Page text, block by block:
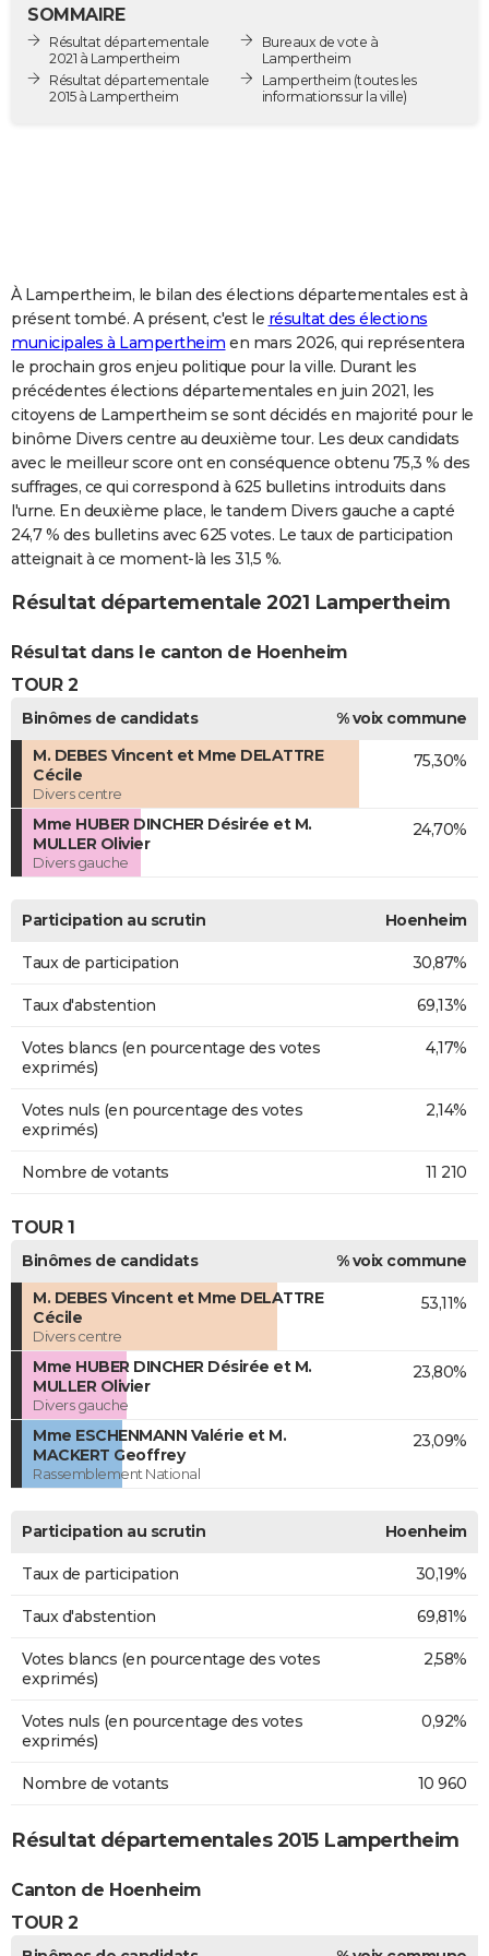
Destinations
City break
Voyage nature
Voyage de noces
Forum
Climat
GUIDES D'ACHAT
COPAINS D'AVANT
Se connecter
Collèges
Universités
Service militaire
AVIS DE DÉCÈS
FORUM
Bricolage
Lifestyle
Culture
Sport
Auto
Television
Voyage
Cinema
SOMMAIRE
Résultat départementale
2021 à Lampertheim
Résultat départementale
2015 à Lampertheim
Bureaux de vote à
Lampertheim
Lampertheim (toutes les
informations sur la ville)
À Lampertheim, le bilan des élections départementales est à
présent tombé. A présent, c'est le résultat des élections
municipales à Lampertheim en mars 2026, qui représentera
le prochain gros enjeu politique pour la ville. Durant les
précédentes élections départementales en juin 2021, les
citoyens de Lampertheim se sont décidés en majorité pour le
binôme Divers centre au deuxième tour. Les deux candidats
avec le meilleur score ont en conséquence obtenu 75,3 % des
suffrages, ce qui correspond à 625 bulletins introduits dans
l'urne. En deuxième place, le tandem Divers gauche a capté
24,7 % des bulletins avec 625 votes. Le taux de participation
atteignait à ce moment-là les 31,5 %.
Résultat départementale 2021 Lampertheim
Résultat dans le canton de Hoenheim
TOUR 2
Binômes de candidats
% voix commune
M. DEBES Vincent et Mme DELATTRE
Cécile
Divers centre
75,30%
Mme HUBER DINCHER Désirée et M.
MULLER Olivier
Divers gauche
24,70%
Participation au scrutin Hoenheim
Taux de participation 30,87%
Taux d'abstention 69,13%
Votes blancs (en pourcentage des votes
exprimés)
4,17%
Votes nuls (en pourcentage des votes
exprimés)
2,14%
Nombre de votants 11 210
TOUR 1
Binômes de candidats
% voix commune
M. DEBES Vincent et Mme DELATTRE
Cécile
Divers centre
53,11%
Mme HUBER DINCHER Désirée et M.
MULLER Olivier
Divers gauche
23,80%
Mme ESCHENMANN Valérie et M.
MACKERT Geoffrey
Rassemblement National
23,09%
Participation au scrutin Hoenheim
Taux de participation 30,19%
Taux d'abstention 69,81%
Votes blancs (en pourcentage des votes
exprimés)
2,58%
Votes nuls (en pourcentage des votes
exprimés)
0,92%
Nombre de votants 10 960
Résultat départementales 2015 Lampertheim
Canton de Hoenheim
TOUR 2